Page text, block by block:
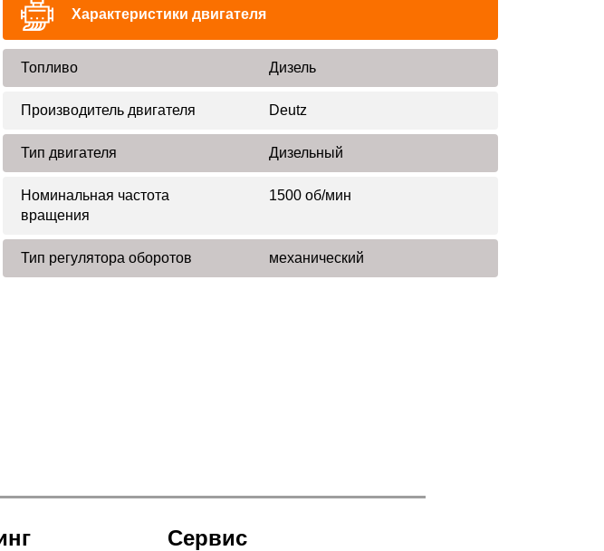
Характеристики двигателя
Топливо Дизель
Производитель двигателя Deutz
Тип двигателя Дизельный
Номинальная частота
вращения
1500 об/мин
Тип регулятора оборотов механический
Сервис